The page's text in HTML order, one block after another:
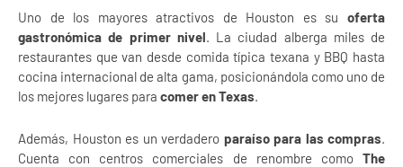
Uno de los mayores atractivos de Houston es su oferta
gastronómica de primer nivel. La ciudad alberga miles de
restaurantes que van desde comida típica texana y BBQ hasta
cocina internacional de alta gama, posicionándola como uno de
los mejores lugares para comer en Texas.
Además, Houston es un verdadero paraíso para las compras.
Cuenta con centros comerciales de renombre como The